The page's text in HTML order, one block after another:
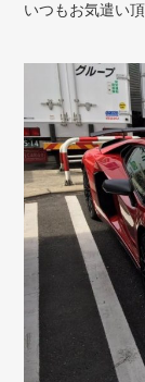
いつもお気遣い